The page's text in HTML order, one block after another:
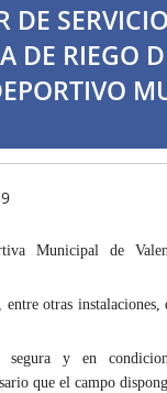
DE
DE RIEGO
Municipal de
otras instalaciones,
y en
que el campo